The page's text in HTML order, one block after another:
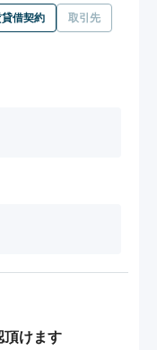
借契約 取引先
頂けます